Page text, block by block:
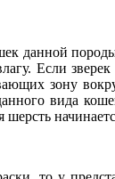
данной
Если
зону
вида
шерсть